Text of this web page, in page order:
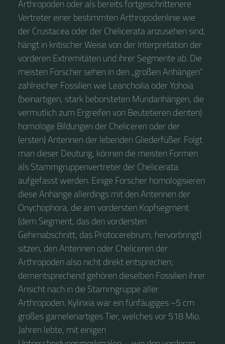
Arthropoden oder als bereits fortgeschrittenere
Vertreter einer bestimmten Arthropodenlinie wie
der Crustacea oder der Chelicerata anzusehen sind,
hängt in kritischer Weise von der Interpretation der
vorderen Extremitäten und ihrer Segmente ab. Die
meisten Forscher sehen in den „großen Anhängen“
zahlreicher Fossilien wie Leanchoilia oder Yohoia
(beinartigen, stark beborsteten Mundanhängen, die
vermutlich zum Ergreifen von Beutetieren dienten)
homologe Bildungen der Cheliceren oder der
(ersten) Antennen der lebenden Gliederfüßer. Folgt
man dieser Deutung, können die meisten Formen
als Stammgruppenvertreter der Chelicerata
aufgefasst werden. Einige Forscher homologisieren
diese Anhänge allerdings mit den Antennen der
Onychophora, die am vordersten Kopfsegment
(dem Segment, das den vordersten
Gehirnabschnitt, das Protocerebrum, hervorbringt)
sitzen, den Antennen oder Cheliceren der
Arthropoden also nicht direkt entsprechen;
dementsprechend gehören dieselben Fossilien ihrer
Ansicht nach in die Stammgruppe aller
Arthropoden. Kylinxia war ein fünfäugiges ~5 cm
großes garnelenartiges Tier, welches vor 518 Mio.
Jahren lebte, mit einigen